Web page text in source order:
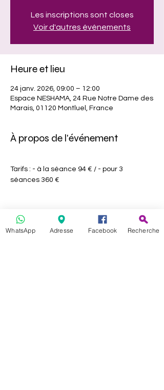
Les inscriptions sont closes
Voir d'autres événements
Heure et lieu
24 janv. 2026, 09:00 – 12:00
Espace NESHAMA, 24 Rue Notre Dame des
Marais, 01120 Montluel, France
À propos de l'événement
Tarifs : - à la séance 94 € / - pour 3
séances 360 €
Partager cet événement
WhatsApp Adresse Facebook Recherche